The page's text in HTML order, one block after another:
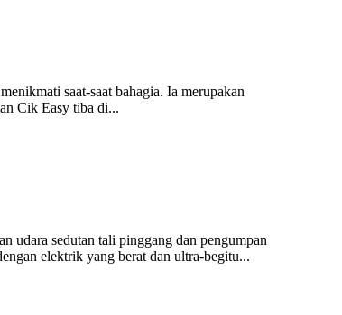
saat-saat bahagia. Ia merupakan
Cik Easy tiba di...
udara sedutan tali pinggang dan pengumpan
elektrik yang berat dan ultra-begitu...